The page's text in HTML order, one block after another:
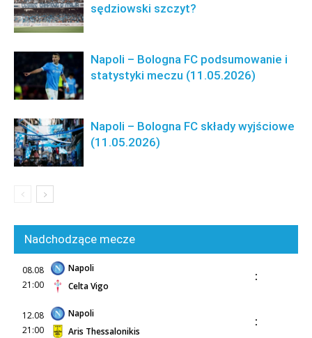
sędziowski szczyt?
Napoli – Bologna FC podsumowanie i
statystyki meczu (11.05.2026)
Napoli – Bologna FC składy wyjściowe
(11.05.2026)
Nadchodzące mecze
08.08
21:00
Napoli
Celta Vigo
:
12.08
21:00
Napoli
Aris Thessalonikis
: